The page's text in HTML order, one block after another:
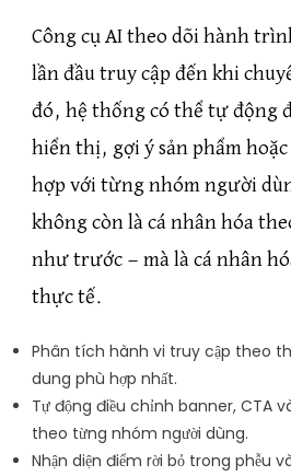
Công cụ AI theo dõi hành
lần đầu truy cập đến khi
đó, hệ thống có thể tự động
hiển thị, gợi ý sản phẩm
hợp với từng nhóm người
không còn là cá nhân hóa
như trước — mà là cá nhân
thực tế.
Phân tích hành vi truy cập theo
dung phù hợp nhất.
Tự động điều chỉnh banner, CTA
theo từng nhóm người dùng.
Nhận diện điểm rời bỏ trong phễu